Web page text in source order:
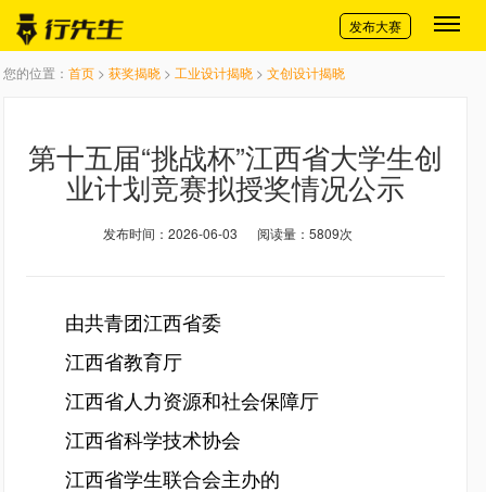
切换导航
发布大赛
您的位置： 首页 > 获奖揭晓 > 工业设计揭晓 > 文创设计揭晓
第十五届“挑战杯”江西省大学生创
业计划竞赛拟授奖情况公示
发布时间：2026-06-03 阅读量：5809次
由共青团江西省委
江西省教育厅
江西省人力资源和社会保障厅
江西省科学技术协会
江西省学生联合会主办的